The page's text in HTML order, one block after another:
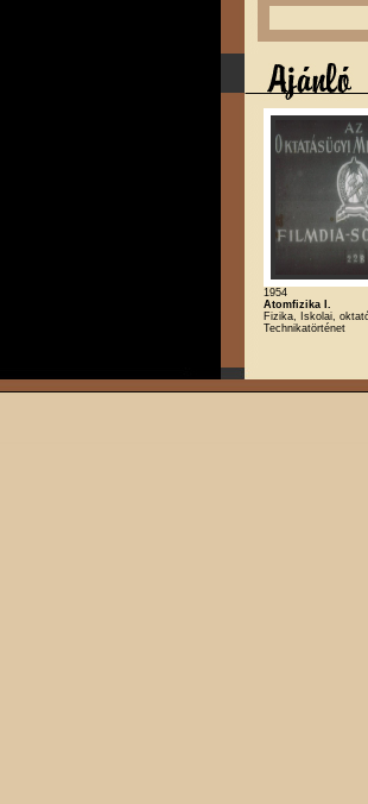
1954
Atomfizika I.
Fizika, Iskolai,
Technikatörténet